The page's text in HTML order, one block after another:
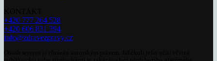
+420 777 264 528
+420 606 831 394
info@zdravezpravy.cz